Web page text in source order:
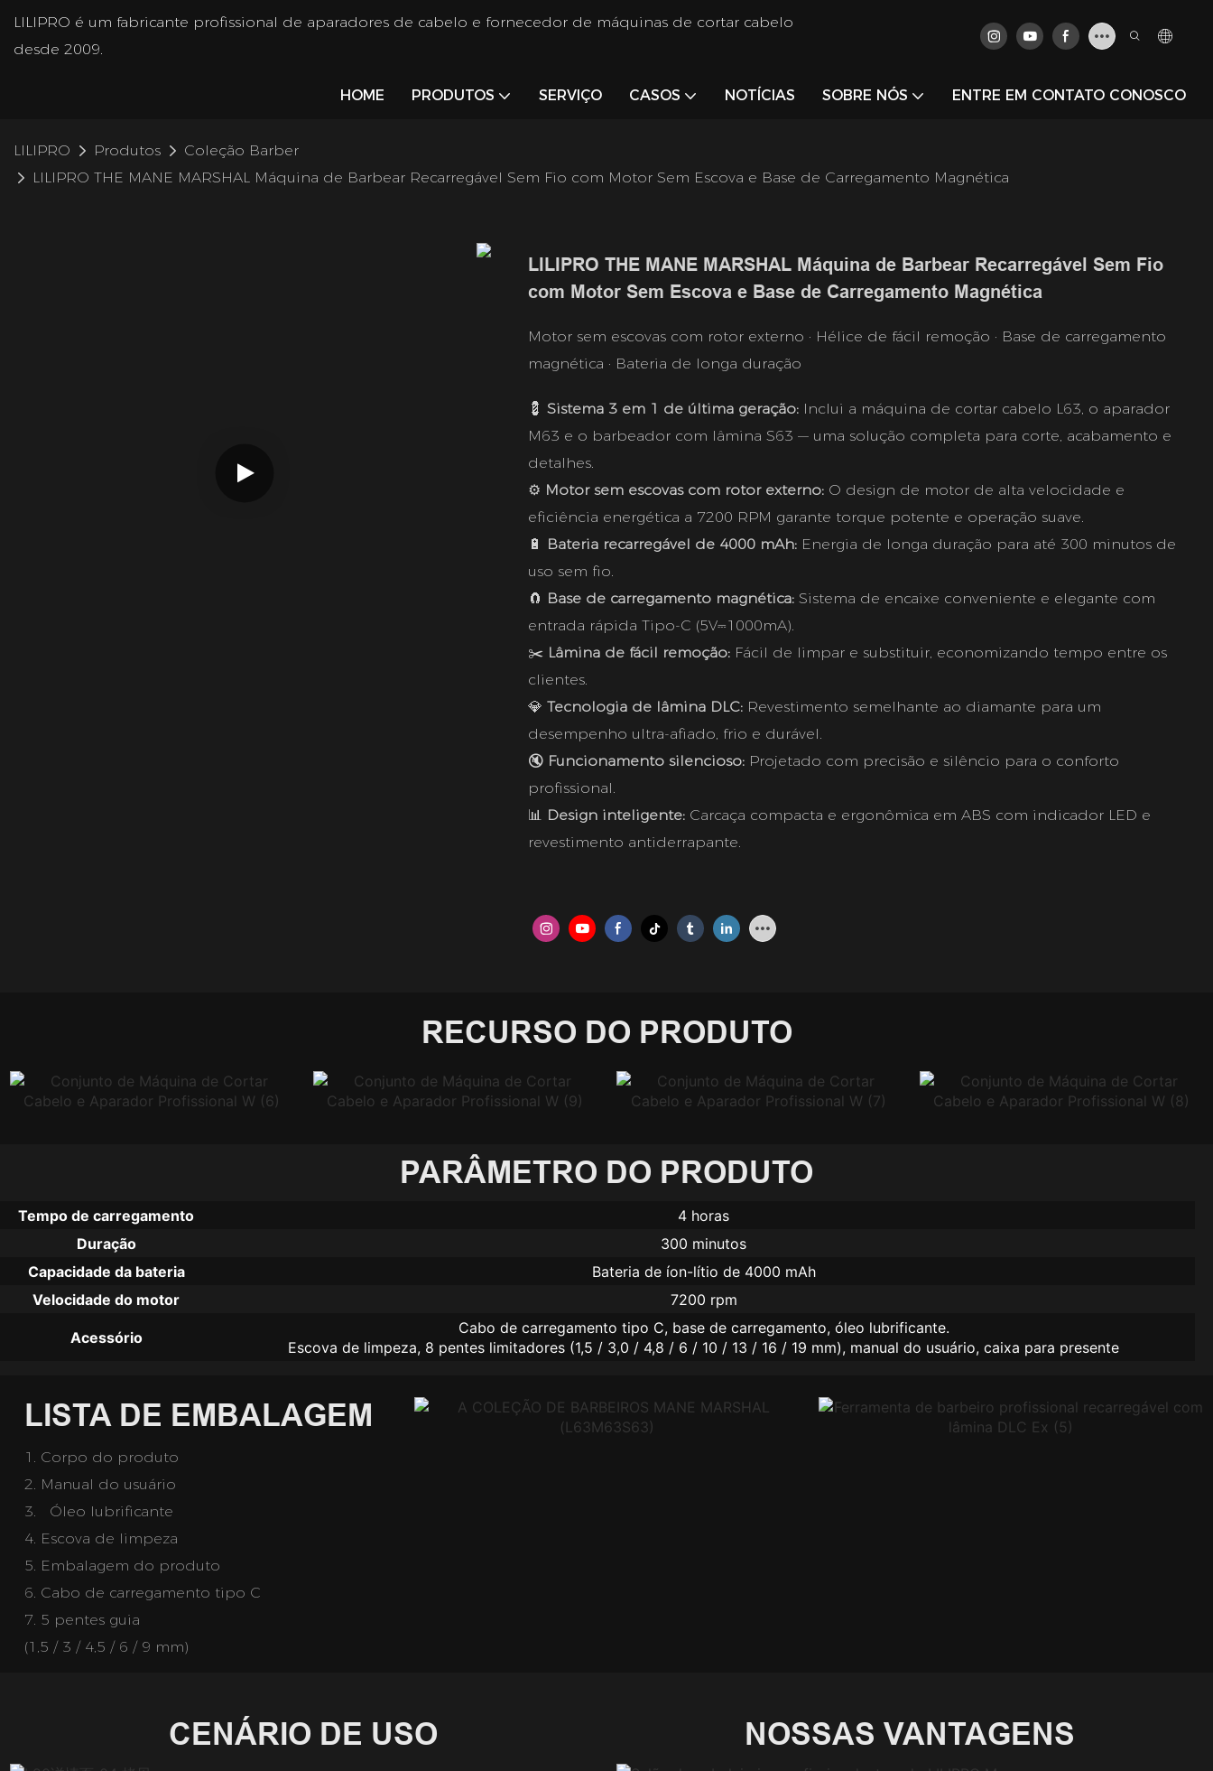
LILIPRO é um fabricante profissional de aparadores de cabelo e fornecedor de máquinas de cortar cabelo
desde 2009.
HOME PRODUTOS SERVIÇO CASOS NOTÍCIAS SOBRE NÓS ENTRE EM CONTATO CONOSCO
LILIPRO Produtos
Coleção Barber
LILIPRO THE MANE MARSHAL Máquina de Barbear Recarregável Sem Fio com Motor Sem Escova e Base de Carregamento Magnética
LILIPRO THE MANE MARSHAL Máquina de Barbear Recarregável Sem Fio
com Motor Sem Escova e Base de Carregamento Magnética
Motor sem escovas com rotor externo · Hélice de fácil remoção · Base de carregamento
magnética · Bateria de longa duração
💈 Sistema 3 em 1 de última geração: Inclui a máquina de cortar cabelo L63, o aparador
M63 e o barbeador com lâmina S63 — uma solução completa para corte, acabamento e
detalhes.
⚙️ Motor sem escovas com rotor externo: O design de motor de alta velocidade e
eficiência energética a 7200 RPM garante torque potente e operação suave.
🔋
Bateria recarregável de 4000 mAh: Energia de longa duração para até 300 minutos de
uso sem fio.
🧲 Base de carregamento magnética: Sistema de encaixe conveniente e elegante com
entrada rápida Tipo-C (5V⎓1000mA).
✂️ Lâmina de fácil remoção: Fácil de limpar e substituir, economizando tempo entre os
clientes.
💎 Tecnologia de lâmina DLC: Revestimento semelhante ao diamante para um
desempenho ultra-afiado, frio e durável.
🔇 Funcionamento silencioso: Projetado com precisão e silêncio para o conforto
profissional.
📊 Design inteligente: Carcaça compacta e ergonômica em ABS com indicador LED e
revestimento antiderrapante.
RECURSO DO PRODUTO
PARÂMETRO DO PRODUTO
Tempo de carregamento
4 horas
Duração
300 minutos
Capacidade da bateria
Bateria de íon-lítio de 4000 mAh
Velocidade do motor
7200 rpm
Acessório
Cabo de carregamento tipo C, base de carregamento, óleo lubrificante.
Escova de limpeza, 8 pentes limitadores (1,5 / 3,0 / 4,8 / 6 / 10 / 13 / 16 / 19 mm), manual do usuário, caixa para presente
LISTA DE EMBALAGEM
1. Corpo do produto
2. Manual do usuário
3.
Óleo lubrificante
4. Escova de limpeza
5. Embalagem do produto
6. Cabo de carregamento tipo C
7. 5 pentes guia
(1,5 / 3 / 4,5 / 6 / 9 mm)
CENÁRIO DE USO NOSSAS VANTAGENS